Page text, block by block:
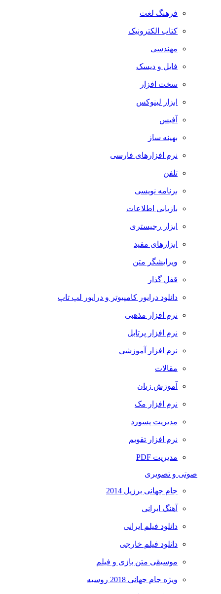
فرهنگ لغت
کتاب الکترونیک
مهندسی
فایل و دیسک
سخت افزار
ابزار لینوکس
آفیس
بهینه ساز
نرم افزارهای فارسی
تلفن
برنامه نویسی
بازیابی اطلاعات
ابزار رجیستری
ابزارهای مفید
ویرایشگر متن
قفل گذار
دانلود درایور کامپیوتر و درایور لپ تاپ
نرم افزار مذهبی
نرم افزار پرتابل
نرم افزار آموزشی
مقالات
آموزش زبان
نرم افزار مک
مدیریت پسورد
نرم افزار تقویم
مدیریت PDF
صوتی و تصویری
جام جهانی برزیل 2014
آهنگ ایرانی
دانلود فیلم ایرانی
دانلود فیلم خارجی
موسیقی متن بازی و فیلم
ویژه جام جهانی 2018 روسیه